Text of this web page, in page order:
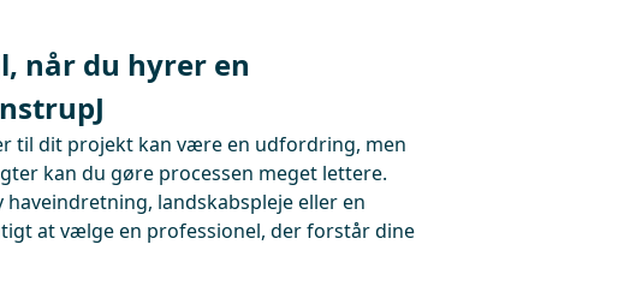
når du hyrer en
til dit projekt kan være en udfordring, men
kan du gøre processen meget lettere.
landskabspleje eller en
at vælge en professionel, der forstår dine